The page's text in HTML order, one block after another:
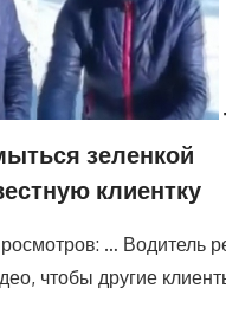
зеленкой
клиентку
… Водитель
чтобы другие